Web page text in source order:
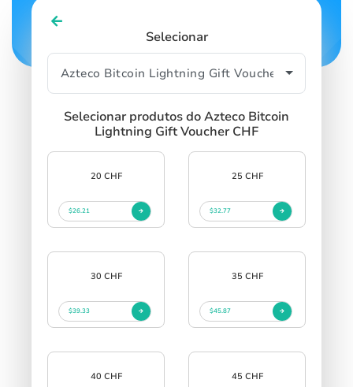
Selecionar
Selecionar produtos do Azteco Bitcoin
Lightning Gift Voucher CHF
20 CHF
$26.21
25 CHF
$32.77
30 CHF
$39.33
35 CHF
$45.87
40 CHF 45 CHF